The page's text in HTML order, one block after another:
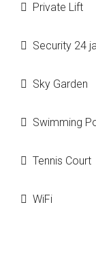
Private Lift
Security 24
Sky Garden
Swimming
Tennis Court
WiFi